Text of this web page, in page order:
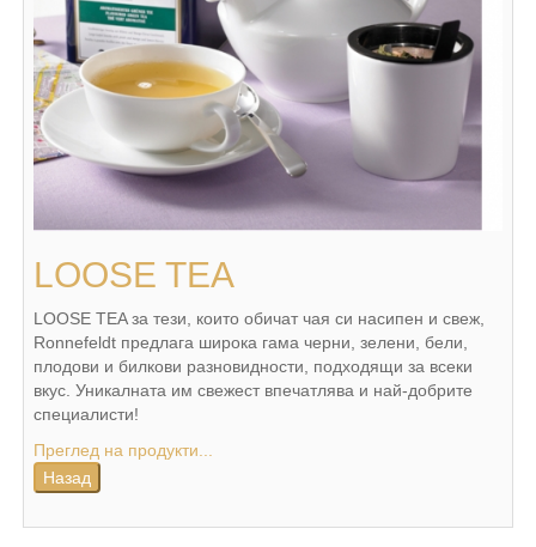
LOOSE TEA
LOOSE TEA за тези, които обичат чая си насипен и свеж,
Ronnefeldt предлага широка гама черни, зелени, бели,
плодови и билкови разновидности, подходящи за всеки
вкус. Уникалната им свежест впечатлява и най-добрите
специалисти!
Преглед на продукти...